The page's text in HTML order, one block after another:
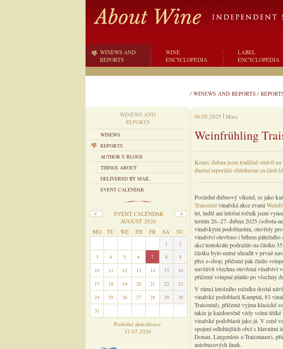
WINEWS AND
REPORTS
WINE
ENCYCLOPEDIA
LABEL
ENCYCLOPEDIA
/ WINEWS AND REPORTS /
WINEWS AND
REPORTS
WINEWS
REPORTS
AUTHOR´S BLOGS
THINGS ABOUT
DELIVERED BY MAIL
EVENT CALENDAR
EVENT CALENDAR
AUGUST 2026
MO
TU WE TH FR SA SU
1
2
3
4 5 6 7 8
9
10
11 12 13 14 15
16
17
18 19 20 21 22
23
24
25 26 27 28 29
30
31
Poslední aktualizace:
31.07.2026
06.05.2025 Mara
Weinfrühling
Konec dubna jsem tradičně strávil
dnešní reportáži ohlédneme za částí
Poslední dubnový víkend, se jako
Traisentalvinařská akce zvaná
let, tudíž ani letošní ročník jsem
termín 26.-27. dubna 2025 (sobota-
vinařskými podoblastmi, otevřely
vinařství otevřeno i během
akci tentokráte podražilo na částku
částku bylo nutné uhradit v prvně
přes e-shop, přičemž pak činilo
navštívit všechna otevřená vinařství
přičemž vstupné platilo po všechny
V rámci letošního ročníku dostal
vinařské podoblasti Kamptal, 83
Traisental), přičemž vyjma klasické
takže je každoročně vždy velmi
vinařské podoblasti jako já. V ceně
spojení odlehlejších obcí s hlavními
Donau, Langenlois a Traismauer),
autobusových linek.